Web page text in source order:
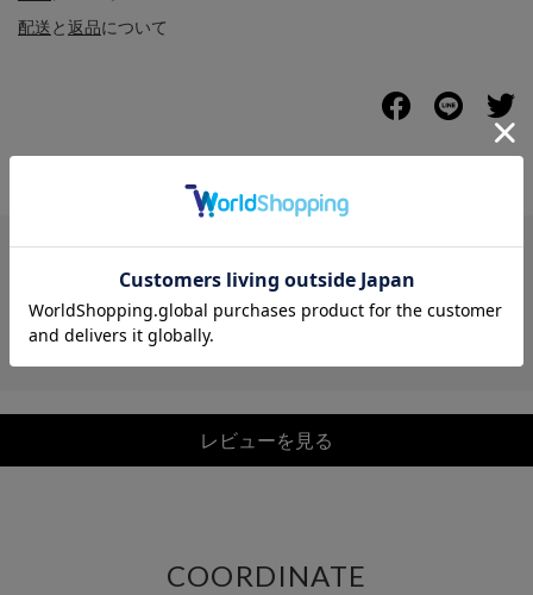
配送と返品について
レビュー
レビューを見る
COORDINATE